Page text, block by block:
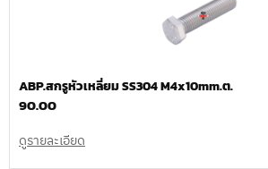
ABP.สกรูหัวเหลี่ยม SS304 M4x10mm.ต.
90.00
ดูรายละเอียด